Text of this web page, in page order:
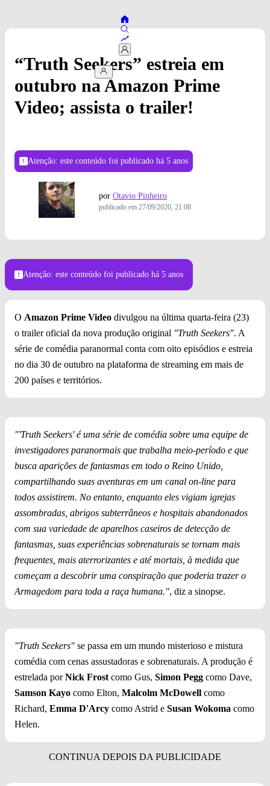
“Truth Seekers” estreia em
outubro na Amazon Prime
Video; assista o trailer!
Atenção: este conteúdo foi publicado há 5 anos
por Otavio Pinheiro
publicado em 27/09/2020, 21:08
Atenção: este conteúdo foi publicado há 5 anos
O Amazon Prime Video divulgou na última quarta-feira (23)
o trailer oficial da nova produção original "Truth Seekers". A
série de comédia paranormal conta com oito episódios e estreia
no dia 30 de outubro na plataforma de streaming em mais de
200 países e territórios.
"'Truth Seekers' é uma série de comédia sobre uma equipe de
investigadores paranormais que trabalha meio-período e que
busca aparições de fantasmas em todo o Reino Unido,
compartilhando suas aventuras em um canal on-line para
todos assistirem. No entanto, enquanto eles vigiam igrejas
assombradas, abrigos subterrâneos e hospitais abandonados
com sua variedade de aparelhos caseiros de detecção de
fantasmas, suas experiências sobrenaturais se tornam mais
frequentes, mais aterrorizantes e até mortais, à medida que
começam a descobrir uma conspiração que poderia trazer o
Armagedom para toda a raça humana.", diz a sinopse.
"Truth Seekers" se passa em um mundo misterioso e mistura
comédia com cenas assustadoras e sobrenaturais. A produção é
estrelada porNick Frost como Gus, Simon Pegg como Dave,
Samson Kayo como Elton, Malcolm McDowell como
Richard, Emma D'Arcy como Astrid e Susan Wokoma como
Helen.